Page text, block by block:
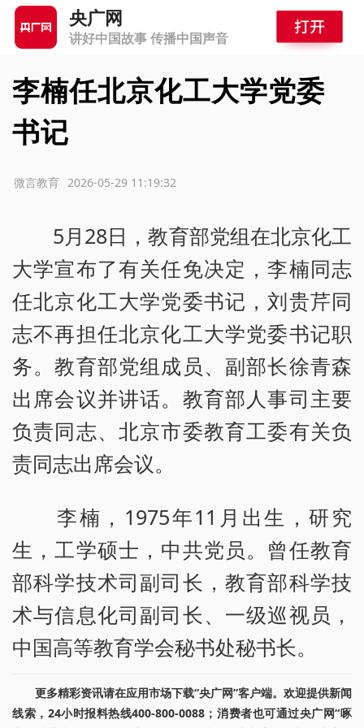
央广网
讲好中国故事 传播中国声音
李楠任北京化工大学党委
书记
2026-05-29 11:19:32
微言教育
5月28日，教育部党组在北京化工
大学宣布了有关任免决定，李楠同志
任北京化工大学党委书记，刘贵芹同
志不再担任北京化工大学党委书记职
务。教育部党组成员、副部长徐青森
出席会议并讲话。教育部人事司主要
负责同志、北京市委教育工委有关负
责同志出席会议。
李楠，1975年11月出生，研究
生，工学硕士，中共党员。曾任教育
部科学技术司副司长，教育部科学技
术与信息化司副司长、一级巡视员，
中国高等教育学会秘书处秘书长。
更多精彩资讯请在应用市场下载“央广网”客户端。欢迎提供新闻
线索，24小时报料热线400-800-0088；消费者也可通过央广网“啄